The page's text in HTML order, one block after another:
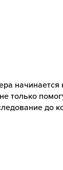
только
до